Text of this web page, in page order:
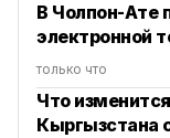
В Чолпон-Ате
электронной
только что
Что
Кыргызстана